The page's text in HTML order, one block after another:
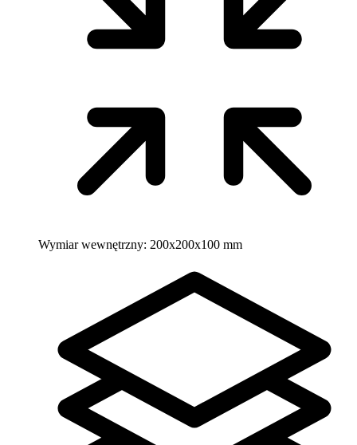
Wymiar wewnętrzny: 200x200x100 mm